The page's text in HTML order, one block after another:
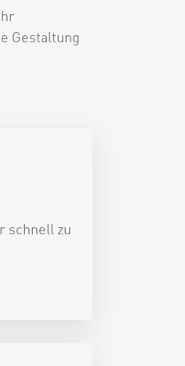
Gestaltung
schnell zu